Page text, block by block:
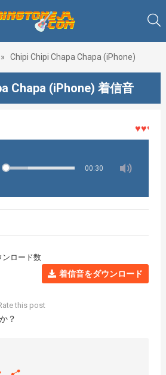
» Chipi Chipi Chapa Chapa (iPhone)
Chapa (iPhone) 着信音
♥♥♥着メ
00:30
ンロード数
着信音をダウンロード
this post
？